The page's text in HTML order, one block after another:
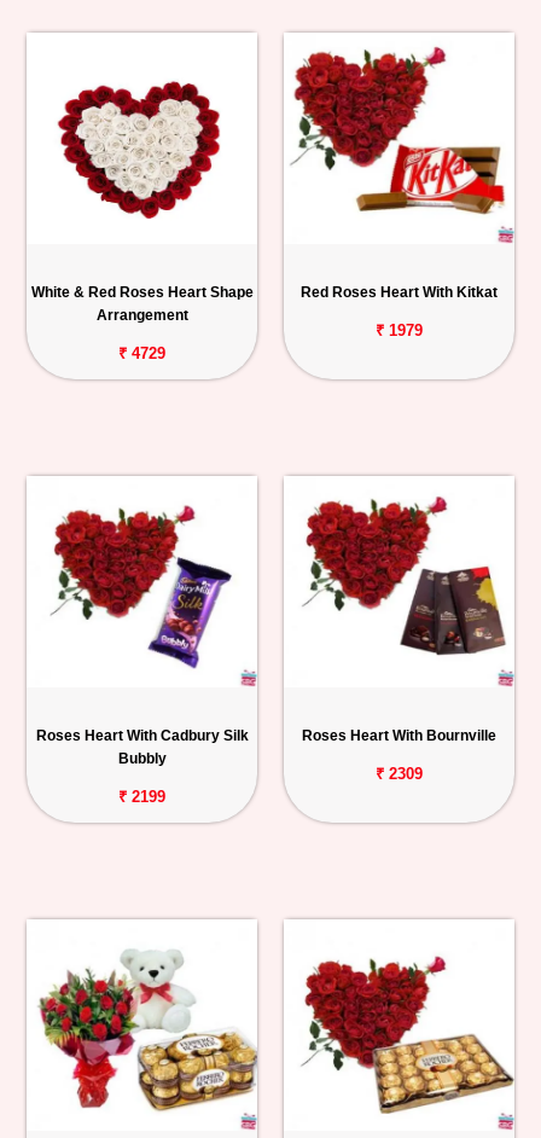
White & Red Roses Heart Shape
Arrangement
₹ 4729
Red Roses Heart With Kitkat
₹ 1979
Roses Heart With Cadbury Silk
Bubbly
₹ 2199
Roses Heart With Bournville
₹ 2309